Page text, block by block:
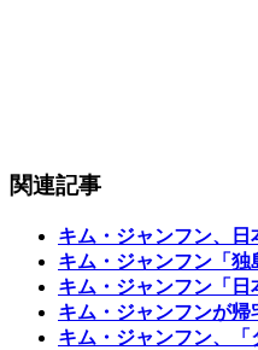
関連記事
キム・ジャンフン、
キム・ジャンフン「独
キム・ジャンフン「日
キム・ジャンフンが
キム・ジャンフン、